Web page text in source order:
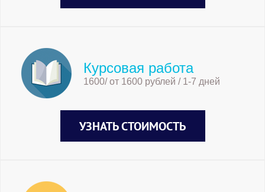
Курсовая работа
1600/ от 1600 рублей / 1-7 дней
УЗНАТЬ СТОИМОСТЬ